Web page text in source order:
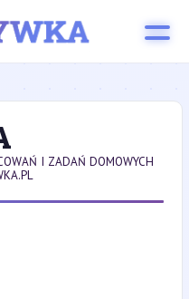
I ZADAŃ DOMOWYCH